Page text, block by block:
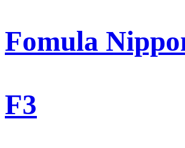
Fomula
F3